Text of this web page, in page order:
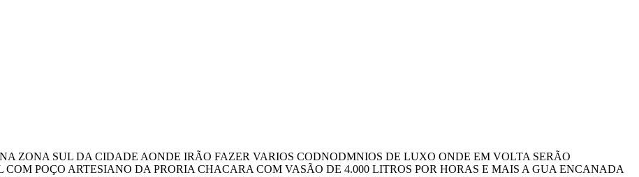
ZONA SUL DA CIDADE AONDE IRÃO FAZER VARIOS CODNODMNIOS DE LUXO ONDE EM VOLTA SERÃO
POÇO ARTESIANO DA PRORIA CHACARA COM VASÃO DE 4.000 LITROS POR HORAS E MAIS A GUA ENCANADA